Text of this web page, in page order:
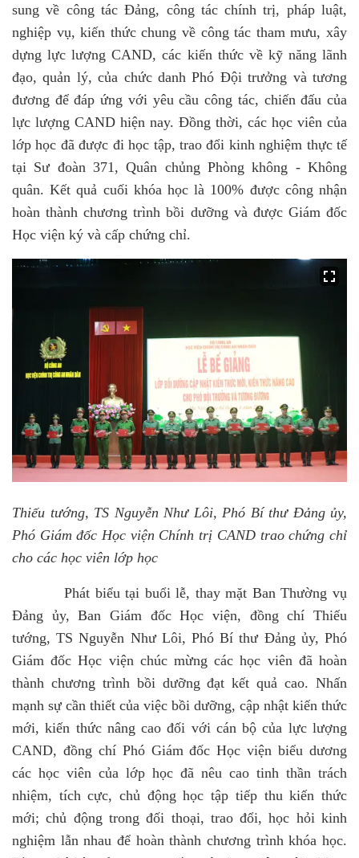
sung về công tác Đảng, công tác chính trị, pháp luật,
nghiệp vụ, kiến thức chung về công tác tham mưu, xây
dựng lực lượng CAND, các kiến thức về kỹ năng lãnh
đạo, quản lý, của chức danh Phó Đội trưởng và tương
đương để đáp ứng với yêu cầu công tác, chiến đấu của
lực lượng CAND hiện nay. Đồng thời, các học viên của
lớp học đã được đi học tập, trao đổi kinh nghiệm thực tế
tại Sư đoàn 371, Quân chủng Phòng không - Không
quân. Kết quả cuối khóa học là 100% được công nhận
hoàn thành chương trình bồi dưỡng và được Giám đốc
Học viện ký và cấp chứng chỉ.
Thiếu tướng, TS Nguyễn Như Lôi, Phó Bí thư Đảng ủy,
Phó Giám đốc Học viện Chính trị CAND trao chứng chỉ
cho các học viên lớp học
Phát biểu tại buổi lễ, thay mặt Ban Thường vụ
Đảng ủy, Ban Giám đốc Học viện, đồng chí Thiếu
tướng, TS Nguyễn Như Lôi, Phó Bí thư Đảng ủy, Phó
Giám đốc Học viện chúc mừng các học viên đã hoàn
thành chương trình bồi dưỡng đạt kết quả cao. Nhấn
mạnh sự cần thiết của việc bồi dưỡng, cập nhật kiến thức
mới, kiến thức nâng cao đối với cán bộ của lực lượng
CAND, đồng chí Phó Giám đốc Học viện biểu dương
các học viên của lớp học đã nêu cao tinh thần trách
nhiệm, tích cực, chủ động học tập tiếp thu kiến thức
mới; chủ động trong đối thoại, trao đổi, học hỏi kinh
nghiệm lẫn nhau để hoàn thành chương trình khóa học.